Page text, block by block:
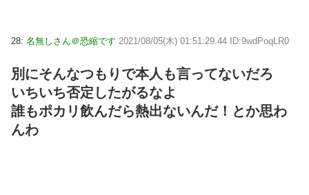
28: 名無しさん＠恐縮です 2021/08/05(木) 01:51:29.44 ID:9wdPoqLR0
別にそんなつもりで本人も言ってないだろ
いちいち否定したがるなよ
誰もポカリ飲んだら熱出ないんだ！とか思わ
んわ